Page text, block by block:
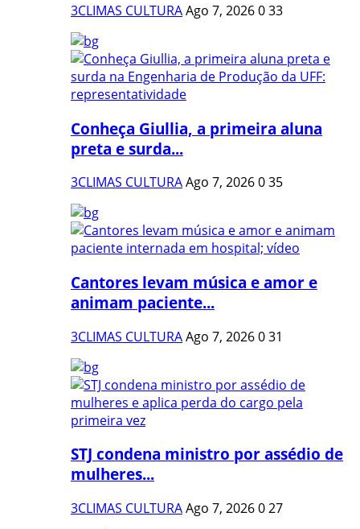
3CLIMAS CULTURAAgo 7, 2026033
Conheça Giullia, a primeira aluna
preta e surda...
3CLIMAS CULTURAAgo 7, 2026035
Cantores levam música e amor e
animam paciente...
3CLIMAS CULTURAAgo 7, 2026031
STJ condena ministro por assédio de
mulheres...
3CLIMAS CULTURAAgo 7, 2026027